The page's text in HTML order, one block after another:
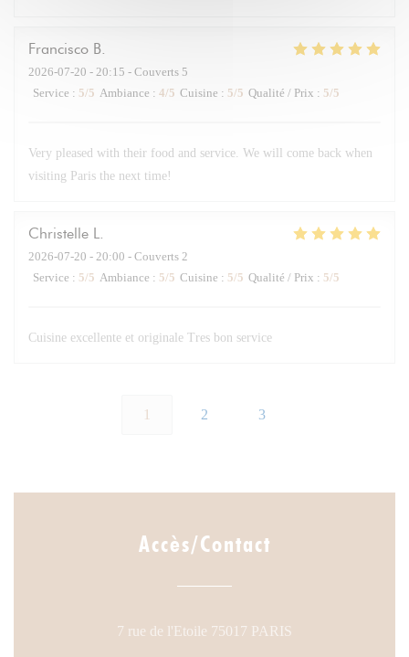
Francisco B
2026-07-20 - 20:15 - Couverts 5
Service : 5/5 Ambiance : 4/5 Cuisine : 5/5 Qualité / Prix : 5/5
Very pleased with their food and service. We will come back when
visiting Paris the next time!
Christelle L
2026-07-20 - 20:00 - Couverts 2
Service : 5/5 Ambiance : 5/5 Cuisine : 5/5 Qualité / Prix : 5/5
Cuisine excellente et originale Tres bon service
1 2 3
Accès/Contact
7 rue de l'Etoile 75017 PARIS